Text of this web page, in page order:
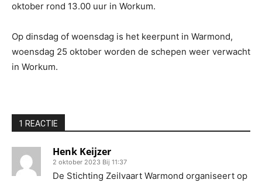
oktober rond 13.00 uur in Workum.
Op dinsdag of woensdag is het keerpunt in Warmond,
woensdag 25 oktober worden de schepen weer verwacht
in Workum.
1 REACTIE
Henk Keijzer
2 oktober 2023 Bij 11:37
De Stichting Zeilvaart Warmond organiseert op